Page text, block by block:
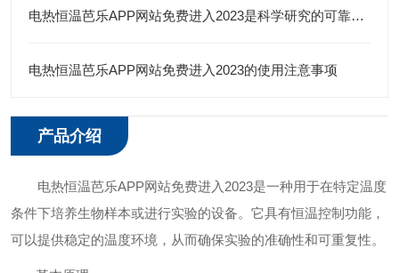
电热恒温芭乐APP网站免费进入2023是科学研究的可靠伙伴
电热恒温芭乐APP网站免费进入2023的使用注意事项
产品介绍
电热恒温芭乐APP网站免费进入2023是一种用于在特定温度
条件下培养生物样本或进行实验的设备。它具有恒温控制功能，
可以提供稳定的温度环境，从而确保实验的准确性和可重复性。